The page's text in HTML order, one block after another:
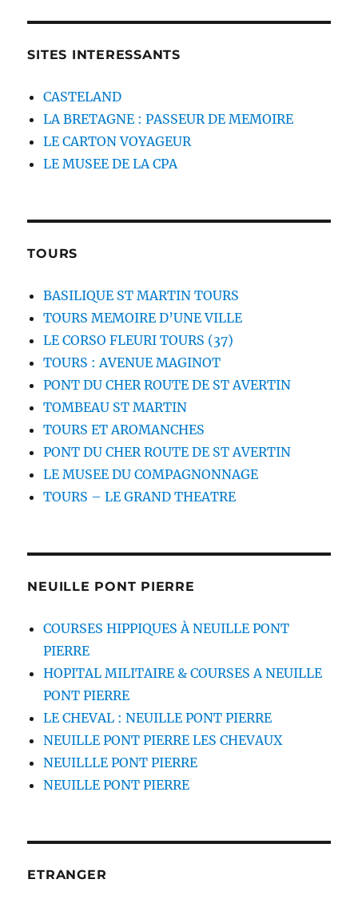
SITES INTERESSANTS
CASTELAND
LA BRETAGNE : PASSEUR DE MEMOIRE
LE CARTON VOYAGEUR
LE MUSEE DE LA CPA
TOURS
BASILIQUE ST MARTIN TOURS
TOURS MEMOIRE D’UNE VILLE
LE CORSO FLEURI TOURS (37)
TOURS : AVENUE MAGINOT
PONT DU CHER ROUTE DE ST AVERTIN
TOMBEAU ST MARTIN
TOURS ET AROMANCHES
PONT DU CHER ROUTE DE ST AVERTIN
LE MUSEE DU COMPAGNONNAGE
TOURS – LE GRAND THEATRE
NEUILLE PONT PIERRE
COURSES HIPPIQUES À NEUILLE PONT
PIERRE
HOPITAL MILITAIRE & COURSES A NEUILLE
PONT PIERRE
LE CHEVAL : NEUILLE PONT PIERRE
NEUILLE PONT PIERRE LES CHEVAUX
NEUILLLE PONT PIERRE
NEUILLE PONT PIERRE
ETRANGER